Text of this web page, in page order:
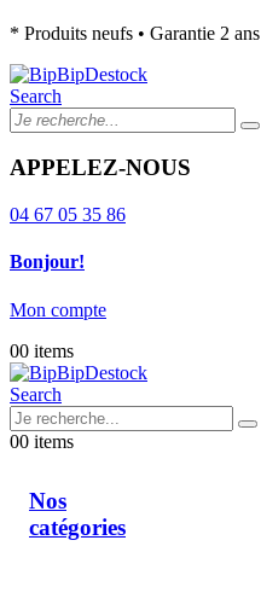
* Produits neufs • Garantie 2 ans
Search
APPELEZ-NOUS
04 67 05 35 86
Bonjour!
Mon compte
00 items
Search
00 items
Nos
catégories